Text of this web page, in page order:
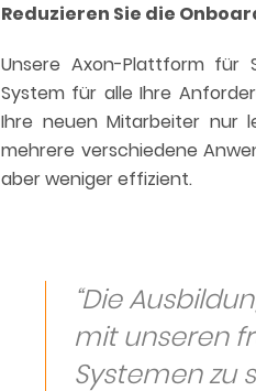
Reduzieren Sie die
Unsere Axon-Plattform für
System für alle Ihre
Ihre neuen Mitarbeiter nur
mehrere verschiedene
aber weniger effizient.
“Die
mit unseren
Systemen zu